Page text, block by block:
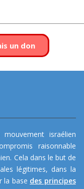
un don
israélien
raisonnable
Cela dans le but de
légitimes, dans la
la base des principes